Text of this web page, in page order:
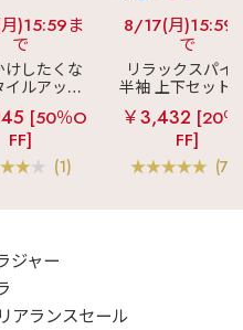
)15:59ま
で
けしたくな
イルアップ
ストライプ
ロングパン
上下セット
[50％O
FF]
(1)
8/17(月)15:59
で
リラックスパイ
半袖 上下セット
女兼用サイズ)
￥3,432 [20
FF]
ジャー
アランスセール